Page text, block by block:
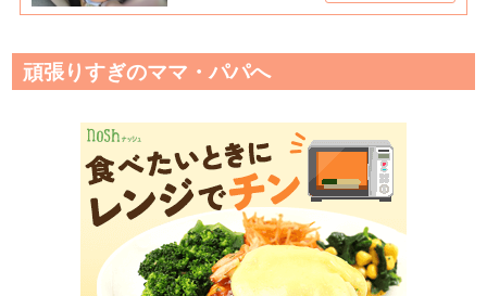
頑張りすぎのママ・パパへ